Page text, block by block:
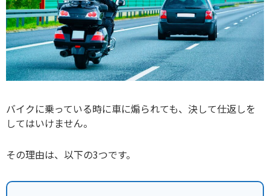
バイクに乗っている時に車に煽られても、決して仕返しを
してはいけません。
その理由は、以下の3つです。